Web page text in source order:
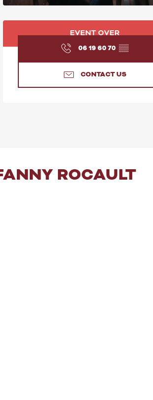
OPENING
EVENT OVER
06 19 60 70 ▒▒
CONTACT US
ROCAULT